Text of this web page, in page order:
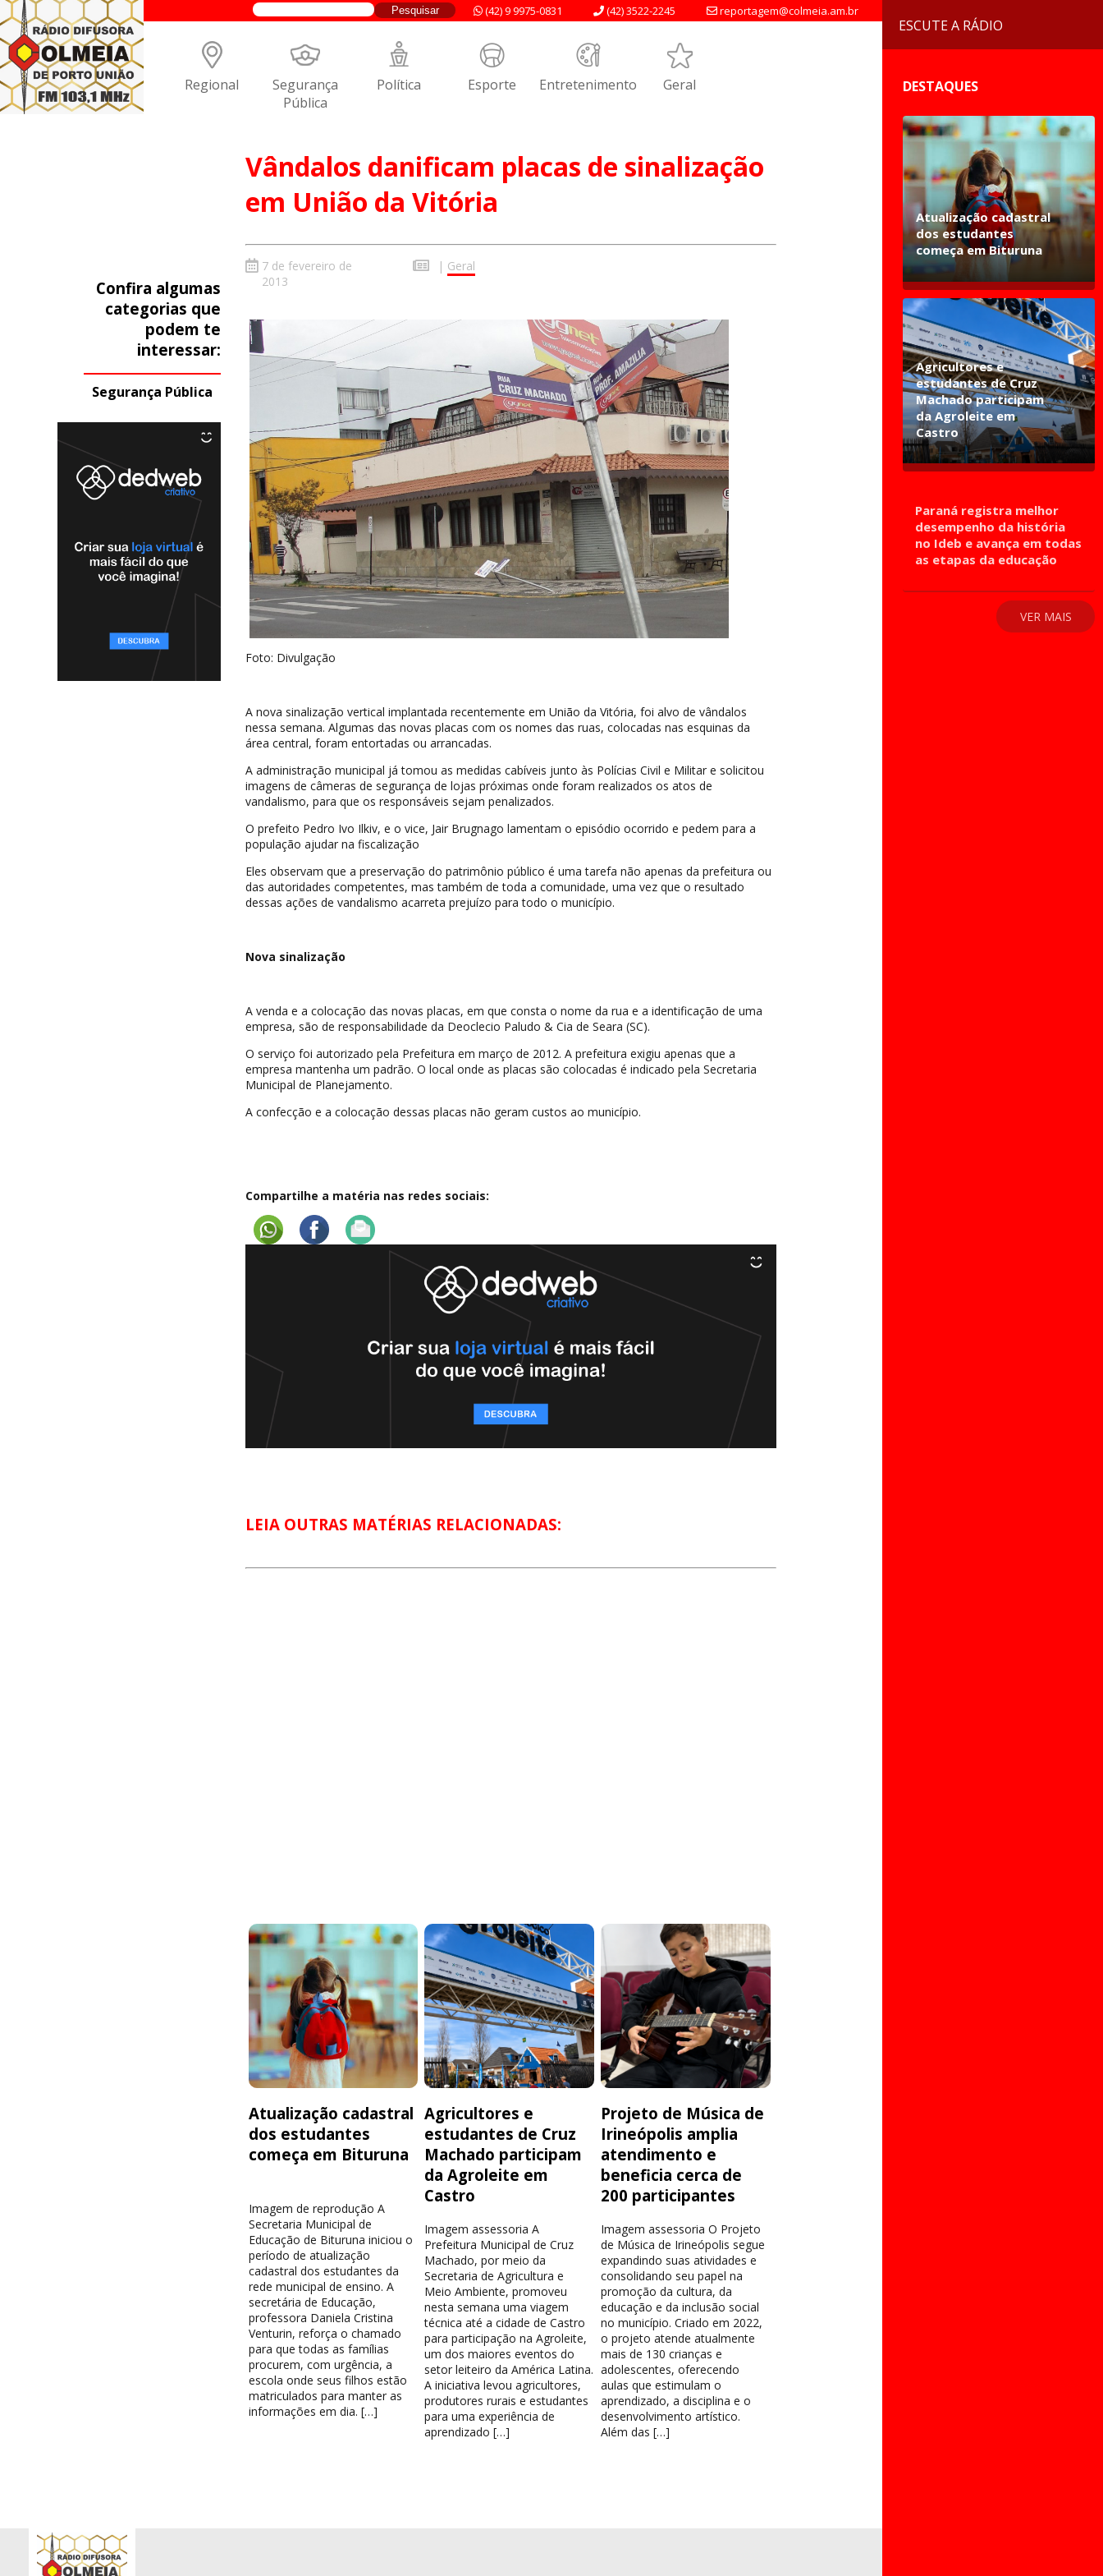
reportagem@colmeia.am.br
(42) 3522-2245
(42) 9 9975-0831
Regional Segurança
Pública
Política Esporte Entretenimento Geral
Vândalos danificam placas de sinalização
em União da Vitória
Confira algumas
categorias que
podem te
interessar:
Segurança Pública
7 de fevereiro de
2013
| Geral
Foto: Divulgação
A nova sinalização vertical implantada recentemente em União da Vitória, foi alvo de vândalos
nessa semana. Algumas das novas placas com os nomes das ruas, colocadas nas esquinas da
área central, foram entortadas ou arrancadas.
A administração municipal já tomou as medidas cabíveis junto às Polícias Civil e Militar e solicitou
imagens de câmeras de segurança de lojas próximas onde foram realizados os atos de
vandalismo, para que os responsáveis sejam penalizados.
O prefeito Pedro Ivo Ilkiv, e o vice, Jair Brugnago lamentam o episódio ocorrido e pedem para a
população ajudar na fiscalização
Eles observam que a preservação do patrimônio público é uma tarefa não apenas da prefeitura ou
das autoridades competentes, mas também de toda a comunidade, uma vez que o resultado
dessas ações de vandalismo acarreta prejuízo para todo o município.
Nova sinalização
A venda e a colocação das novas placas, em que consta o nome da rua e a identificação de uma
empresa, são de responsabilidade da Deoclecio Paludo & Cia de Seara (SC).
O serviço foi autorizado pela Prefeitura em março de 2012. A prefeitura exigiu apenas que a
empresa mantenha um padrão. O local onde as placas são colocadas é indicado pela Secretaria
Municipal de Planejamento.
A confecção e a colocação dessas placas não geram custos ao município.
Compartilhe a matéria nas redes sociais:
LEIA OUTRAS MATÉRIAS RELACIONADAS:
Atualização cadastral
dos estudantes
começa em Bituruna
Imagem de reprodução A
Secretaria Municipal de
Educação de Bituruna iniciou o
período de atualização
cadastral dos estudantes da
rede municipal de ensino. A
secretária de Educação,
professora Daniela Cristina
Venturin, reforça o chamado
para que todas as famílias
procurem, com urgência, a
escola onde seus filhos estão
matriculados para manter as
informações em dia. […]
Agricultores e
estudantes de Cruz
Machado participam
da Agroleite em
Castro
Imagem assessoria A
Prefeitura Municipal de Cruz
Machado, por meio da
Secretaria de Agricultura e
Meio Ambiente, promoveu
nesta semana uma viagem
técnica até a cidade de Castro
para participação na Agroleite,
um dos maiores eventos do
setor leiteiro da América Latina.
A iniciativa levou agricultores,
produtores rurais e estudantes
para uma experiência de
aprendizado […]
Projeto de Música de
Irineópolis amplia
atendimento e
beneficia cerca de
200 participantes
Imagem assessoria O Projeto
de Música de Irineópolis segue
expandindo suas atividades e
consolidando seu papel na
promoção da cultura, da
educação e da inclusão social
no município. Criado em 2022,
o projeto atende atualmente
mais de 130 crianças e
adolescentes, oferecendo
aulas que estimulam o
aprendizado, a disciplina e o
desenvolvimento artístico.
Além das […]
ESCUTE A RÁDIO
DESTAQUES
Atualização cadastral
dos estudantes
começa em Bituruna
Agricultores e
estudantes de Cruz
Machado participam
da Agroleite em
Castro
Paraná registra melhor
desempenho da história
no Ideb e avança em todas
as etapas da educação
VER MAIS